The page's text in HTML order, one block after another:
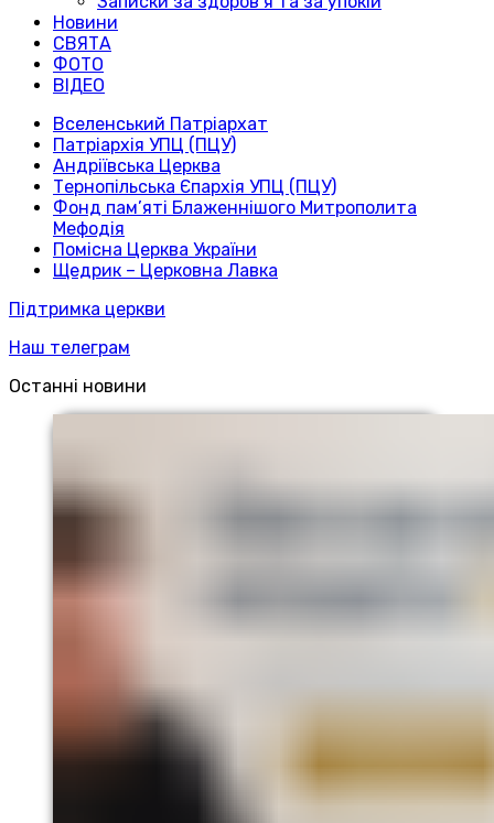
Новини
СВЯТА
ФОТО
ВІДЕО
Вселенський Патріархат
Патріархія УПЦ (ПЦУ)
Андріївська Церква
Тернопільська Єпархія УПЦ (ПЦУ)
Фонд пам’яті Блаженнішого Митрополита
Мефодія
Помісна Церква України
Щедрик – Церковна Лавка
Підтримка церкви
Наш телеграм
Останні новини